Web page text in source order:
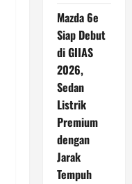
Mazda 6e
Siap Debut
di GIIAS
2026,
Sedan
Listrik
Premium
dengan
Jarak
Tempuh